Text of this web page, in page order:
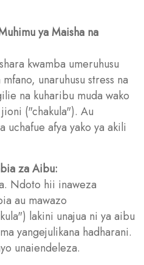
ya Maisha na
kwamba umeruhusu
unaruhusu stress na
na kuharibu muda wako
("chakula"). Au
uchafue afya yako ya akili
za Aibu:
Ndoto hii inaweza
au mawazo
lakini unajua ni ya aibu
yangejulikana hadharani.
unaiendeleza.